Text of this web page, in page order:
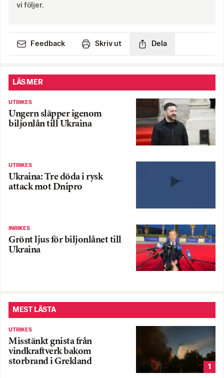
vi följer.
Feedback Skriv ut Dela
LÄS MER
UTRIKES
Ungern släpper igenom
biljonlån till Ukraina
UTRIKES
Ukraina: Tre döda i rysk
attack mot Dnipro
INRIKES
Grönt ljus för biljonlånet till
Ukraina
MEST LÄSTA
UTRIKES
Misstänkt gnista från
vindkraftverk bakom
storbrand i Grekland
1